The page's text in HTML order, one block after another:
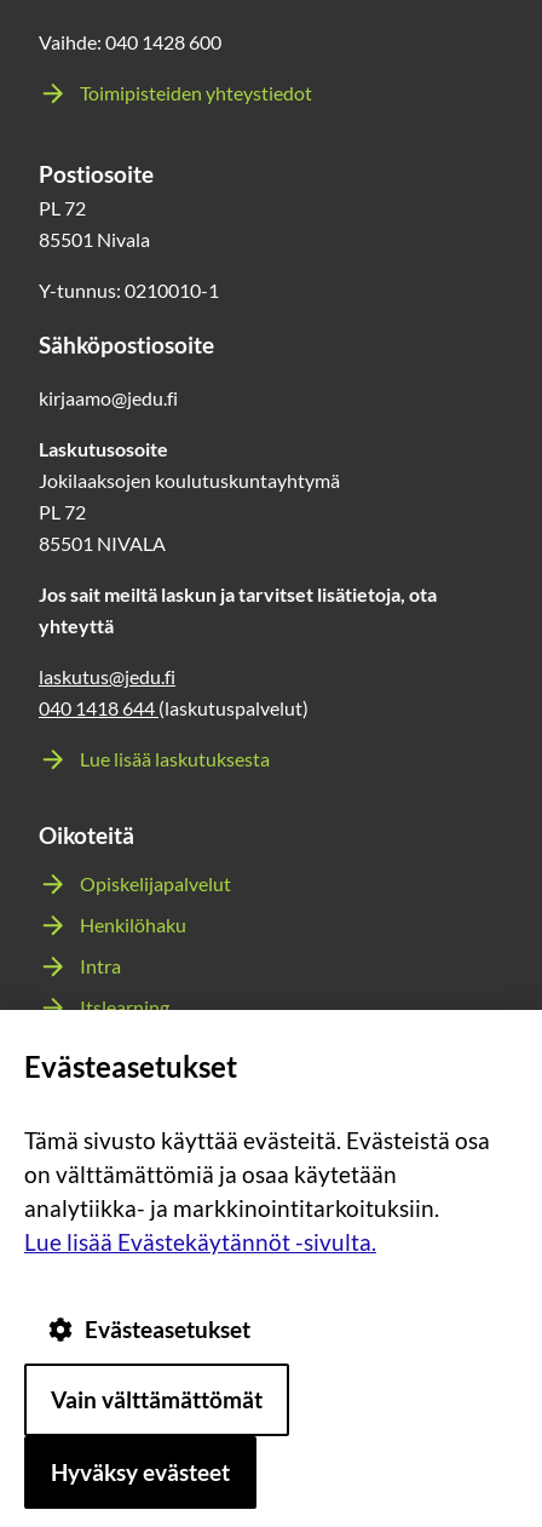
Vaihde: 040 1428 600
Toimipisteiden yhteystiedot
Postiosoite
PL 72
85501 Nivala
Y-tunnus: 0210010-1
Sähköpostiosoite
kirjaamo@jedu.fi
Laskutusosoite
Jokilaaksojen koulutuskuntayhtymä
PL 72
85501 NIVALA
Jos sait meiltä laskun ja tarvitset lisätietoja, ota
yhteyttä
laskutus@jedu.fi
040 1418 644 (laskutuspalvelut)
Lue lisää laskutuksesta
Oikoteitä
Opiskelijapalvelut
Henkilöhaku
Intra
Itslearning
Sosiaalinen
media:
instagram
Sosiaalinen
media:
facebook
Sosiaalinen
media:
youtube
Sosiaalinen
media:
snapchat
Tietosuoja
Tietoa
Saavutettavuus
Evästeasetukset
Tämä sivusto käyttää evästeitä. Evästeistä osa
on välttämättömiä ja osaa käytetään
analytiikka- ja markkinointitarkoituksiin.
Lue lisää Evästekäytännöt -sivulta.
Evästeasetukset
Vain välttämättömät
Hyväksy evästeet